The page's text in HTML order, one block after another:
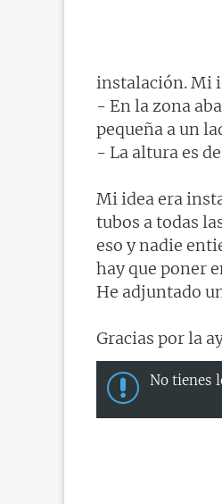
instalación. Mi
- En la zona
pequeña a un
- La altura es
Mi idea era
tubos a todas
eso y nadie
hay que poner
He adjuntado
Gracias por la
No tienes